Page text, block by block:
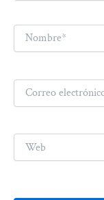
Nombre*
Correo
electrónico*